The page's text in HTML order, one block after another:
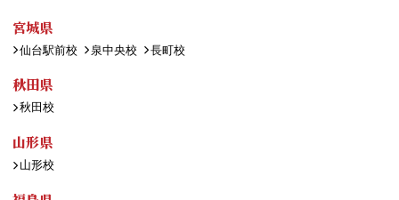
宮城県
仙台駅前校 泉中央校 長町校
秋田県
秋田校
山形県
山形校